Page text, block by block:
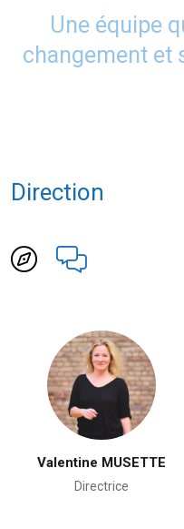
Une équipe
changement et
Direction
Valentine MUSETTE
Directrice